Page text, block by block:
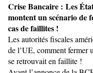
Crise Bancaire : Les
montent un scénario de
cas de faillites !
Les autorités fiscales
de l’UE, comment fermer
se retrouvait en faillite !